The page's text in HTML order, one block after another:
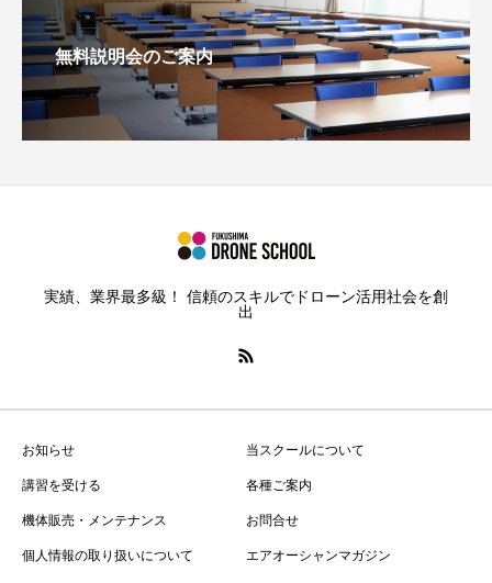
無料説明会のご案内
実績、業界最多級！ 信頼のスキルでドローン活用社会を創
出
お知らせ
当スクールについて
講習を受ける
各種ご案内
機体販売・メンテナンス
お問合せ
個人情報の取り扱いについて
エアオーシャンマガジン